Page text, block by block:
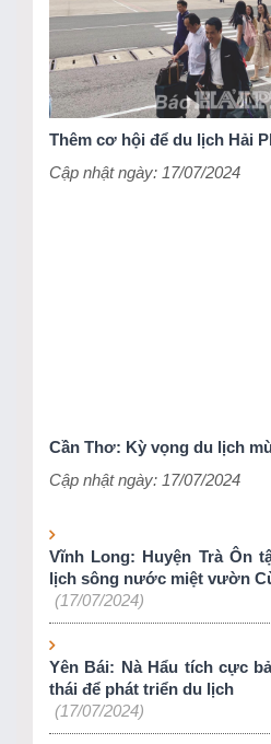
Thêm cơ hội để du lịch Hải
Cập nhật ngày: 17/07/2024
Cần Thơ: Kỳ vọng du lịch
Cập nhật ngày: 17/07/2024
Vĩnh Long: Huyện Trà Ôn
lịch sông nước miệt vườn
(17/07/2024)
Yên Bái: Nà Hẩu tích cực
thái để phát triển du lịch
(17/07/2024)